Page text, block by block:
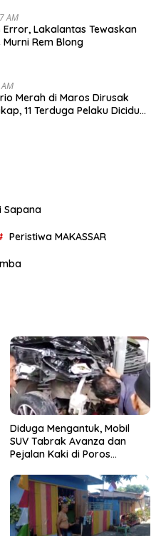
AM
Error, Lakalantas Tewaskan
Rem Blong
Merah di Maros Dirusak
11 Terduga Pelaku Diciduk
Sapana
Peristiwa MAKASSAR
Diduga Mengantuk, Mobil
SUV Tabrak Avanza dan
Pejalan Kaki di Poros